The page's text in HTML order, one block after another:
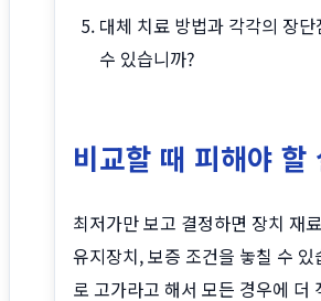
대체 치료 방법과 각각의 장
수 있습니까?
비교할 때 피해야 할
최저가만 보고 결정하면 장치 재
유지장치, 보증 조건을 놓칠 수 있
로 고가라고 해서 모든 경우에 더